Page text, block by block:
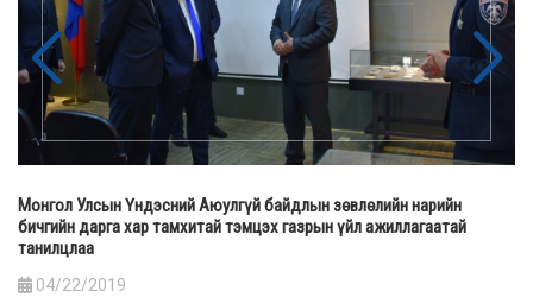
Монгол Улсын Үндэсний Аюулгүй байдлын зөвлөлийн нарийн
бичгийн дарга хар тамхитай тэмцэх газрын үйл ажиллагаатай
танилцлаа
04/22/2019